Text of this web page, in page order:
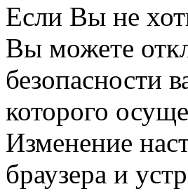
Если Вы не
Вы можете
безопасности
которого
Изменение
браузера и